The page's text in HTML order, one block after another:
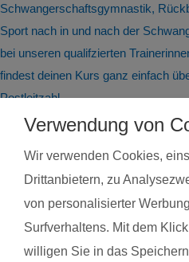
Schwangerschaftsgymnastik,
Sport nach in und nach der
bei unseren qualifzierten
findest deinen Kurs ganz einfach
Postleitzahl.
Das sagen Mamas über fitdank baby
Dilber A. mit Baby Fatih
Das gefällt der Mama:
Verwendung von
Wir verwenden Cookies,
Drittanbietern, zu
von personalisierter
Surfverhaltens. Mit dem
willigen Sie in das